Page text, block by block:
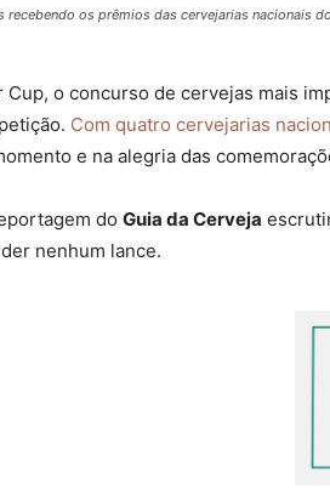
recebendo os prêmios das cervejarias nacionais
Cup, o concurso de cervejas mais
Com quatro cervejarias
e na alegria das
do Guia da Cerveja
nenhum lance.